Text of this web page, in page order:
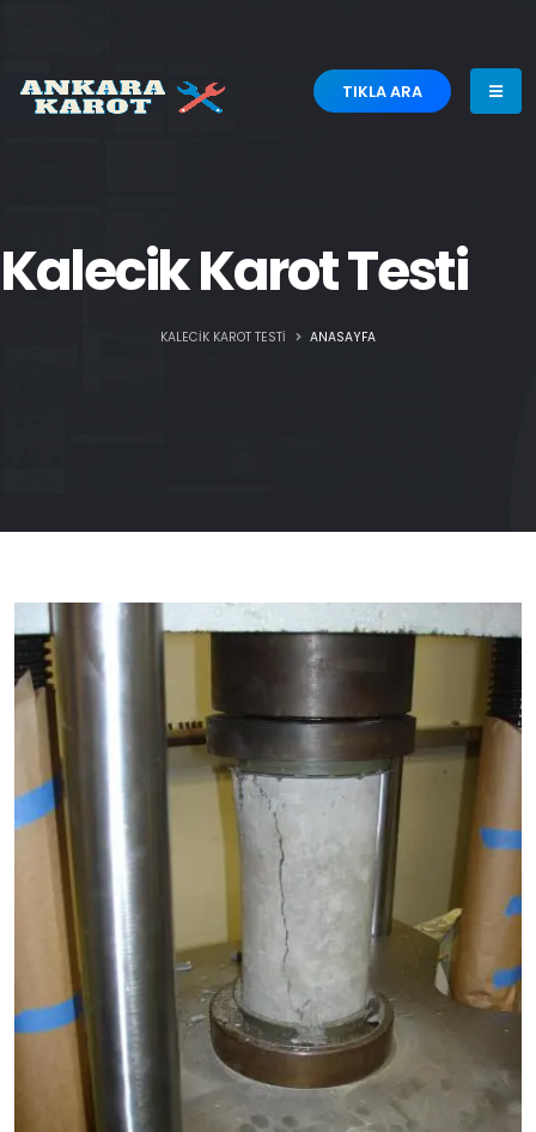
TIKLA ARA
Kalecik Karot Testi
KALECIK KAROT TESTI ANASAYFA